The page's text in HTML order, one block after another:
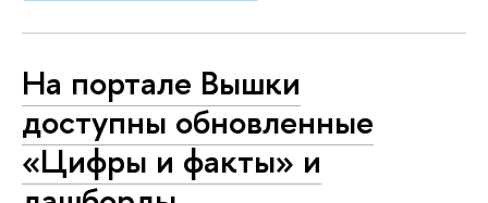
На портале Вышки
доступны обновленные
«Цифры и факты» и